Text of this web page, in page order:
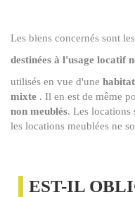
Les biens concernés sont
destinées à l'usage locatif
utilisés en vue d'une
mixte . Il en est de même
non meublés. Les locations
les locations meublées ne
EST-IL